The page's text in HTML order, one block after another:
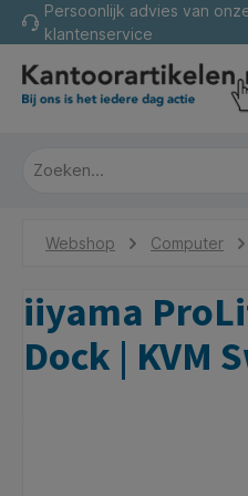
Ga naar de
Persoonlijk advies van
klantenservice
Webshop Computer
iiyama
Dock | KVM